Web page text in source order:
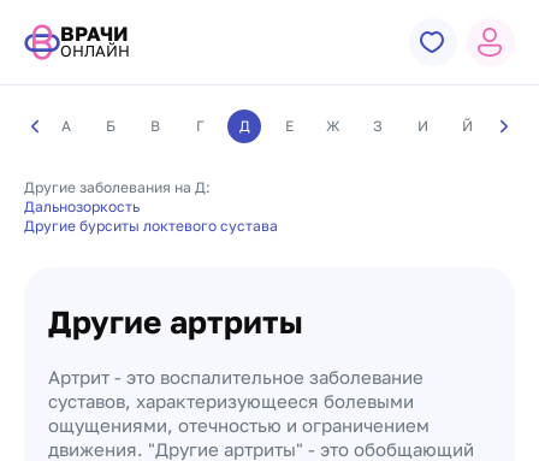
ВРАЧИ
ОНЛАЙН
А Б В Г Д Е Ж З И Й К
Другие заболевания на Д:
Дальнозоркость
Другие бурситы локтевого сустава
Другие артриты
Артрит - это воспалительное заболевание
суставов, характеризующееся болевыми
ощущениями, отечностью и ограничением
движения. "Другие артриты" - это обобщающий